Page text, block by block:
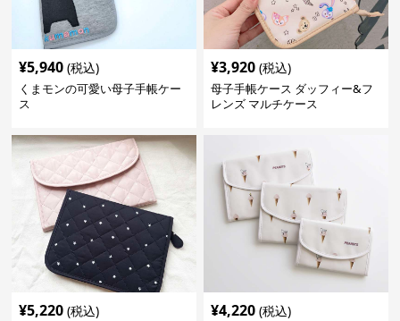
¥5,940 (税込)
くまモンの可愛い母子手帳ケー
ス
¥3,920 (税込)
母子手帳ケース ダッフィー&フ
レンズ マルチケース
¥5,220 (税込) ¥4,220 (税込)